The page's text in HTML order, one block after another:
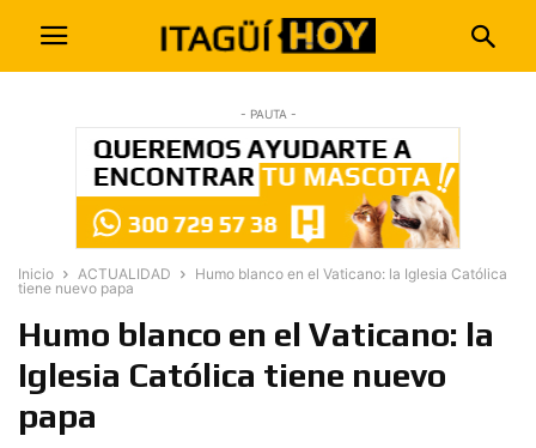
- PAUTA -
Inicio ACTUALIDAD
Humo blanco en el Vaticano: la Iglesia Católica
tiene nuevo papa
Humo blanco en el Vaticano: la
Iglesia Católica tiene nuevo
papa